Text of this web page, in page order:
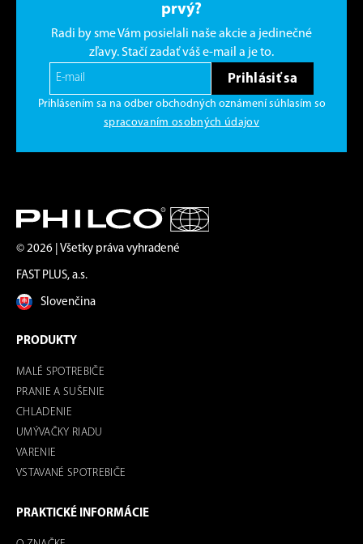
prvý?
Radi by sme Vám posielali naše akcie a jedinečné
zľavy. Stačí zadať váš e-mail a je to.
Prihlásiť sa
Prihlásením sa na odber obchodných oznámení súhlasím so
spracovaním osobných údajov
© 2026 | Všetky práva vyhradené
FAST PLUS, a.s.
Slovenčina
PRODUKTY
MALÉ SPOTREBIČE
PRANIE A SUŠENIE
CHLADENIE
UMÝVAČKY RIADU
VARENIE
VSTAVANÉ SPOTREBIČE
PRAKTICKÉ INFORMÁCIE